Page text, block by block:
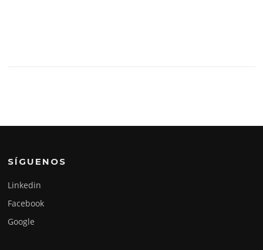
SÍGUENOS
Linkedin
Facebook
Google